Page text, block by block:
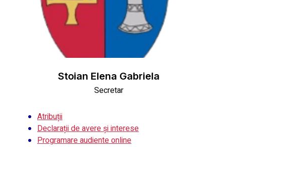
Stoian Elena Gabriela
Secretar
Atribuții
Declarații de avere și interese
Programare audiente online